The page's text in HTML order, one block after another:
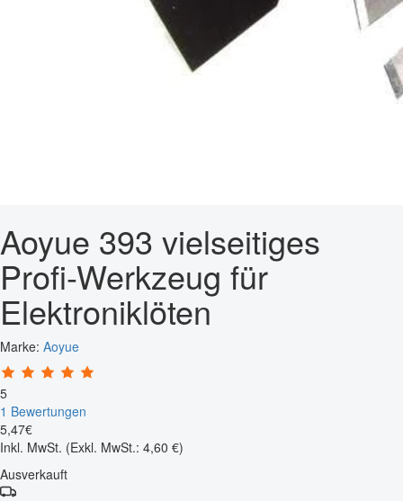
Aoyue 393 vielseitiges
Profi-Werkzeug für
Elektroniklöten
Marke: Aoyue
5
1 Bewertungen
5,47€
Inkl. MwSt. (Exkl. MwSt.: 4,60 €)
Ausverkauft